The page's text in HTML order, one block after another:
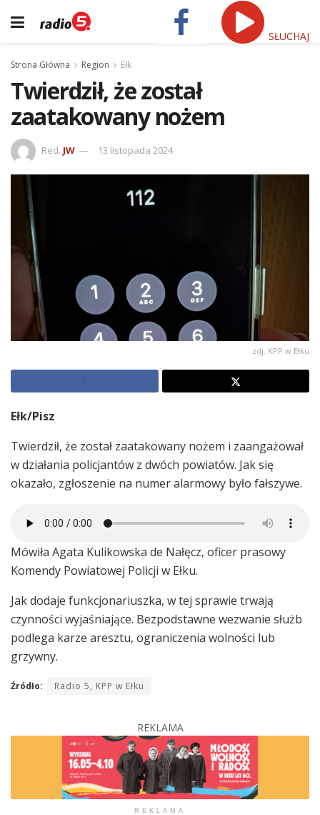
SŁUCHAJ
Strona Główna Region Ełk
Twierdził, że został
zaatakowany nożem
Red. JW 13 listopada 2024
zdj. KPP w Ełku
Ełk/Pisz
Twierdził, że został zaatakowany nożem i zaangażował
w działania policjantów z dwóch powiatów. Jak się
okazało, zgłoszenie na numer alarmowy było fałszywe.
Mówiła Agata Kulikowska de Nałęcz, oficer prasowy
Komendy Powiatowej Policji w Ełku.
Jak dodaje funkcjonariuszka, w tej sprawie trwają
czynności wyjaśniające. Bezpodstawne wezwanie służb
podlega karze aresztu, ograniczenia wolności lub
grzywny.
Źródło: Radio 5, KPP w Ełku
REKLAMA
REKLAMA